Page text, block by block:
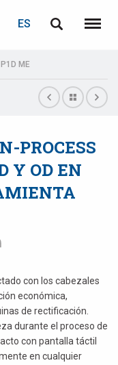
ES
Menú
P1D ME
PROCESS
Y OD EN
con los cabezales
económica,
de rectificación.
durante el proceso de
con pantalla táctil
en cualquier